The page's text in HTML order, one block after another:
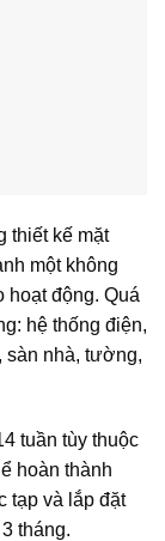
thiết kế mặt
một không
hoạt động. Quá
hệ thống điện,
sàn nhà, tường,
tuần tùy thuộc
hoàn thành
tạp và lắp đặt
tháng.